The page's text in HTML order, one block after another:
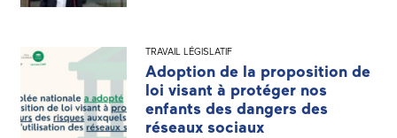
TRAVAIL LÉGISLATIF
Adoption de la proposition de
loi visant à protéger nos
enfants des dangers des
réseaux sociaux